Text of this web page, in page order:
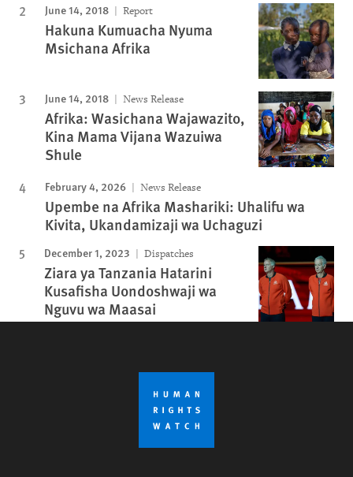
June 14, 2018 Report
Hakuna Kumuacha Nyuma
Msichana Afrika
June 14, 2018 News Release
Afrika: Wasichana Wajawazito,
Kina Mama Vijana Wazuiwa
Shule
February 4, 2026 News Release
Upembe na Afrika Mashariki: Uhalifu wa
Kivita, Ukandamizaji wa Uchaguzi
December 1, 2023 Dispatches
Ziara ya Tanzania Hatarini
Kusafisha Uondoshwaji wa
Nguvu wa Maasai